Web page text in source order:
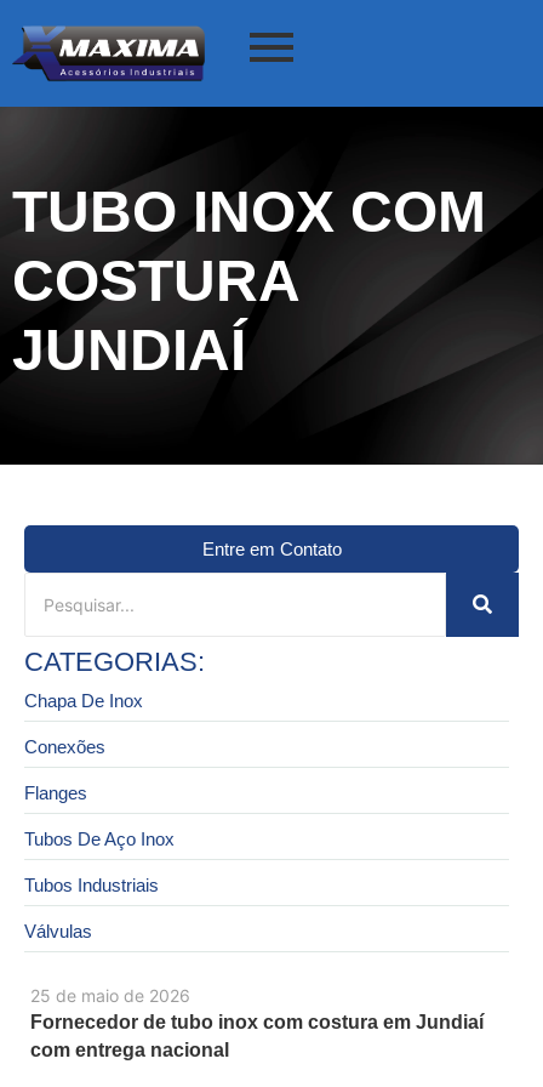
TUBO INOX COM
COSTURA
JUNDIAÍ
25 de maio de 2026
Fornecedor de tubo inox com costura em Jundiaí
com entrega nacional
Entre em Contato
CATEGORIAS:
Chapa De Inox
Conexões
Flanges
Tubos De Aço Inox
Tubos Industriais
Válvulas